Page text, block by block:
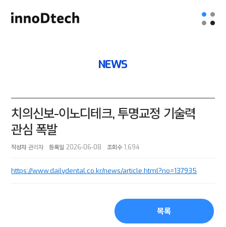
NEWS
치의신보-이노디테크, 투명교정 기술력
관심 폭발
작성자 관리자 등록일 2026-06-08 조회수 1,694
https://www.dailydental.co.kr/news/article.html?no=137935
목록